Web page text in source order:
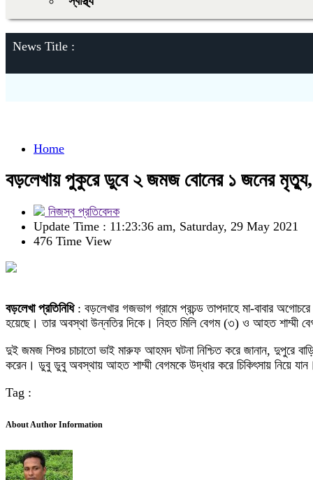
News Title :
Home
বড়লেখায় পুকুরে ডুবে ২ জমজ বোনের ১ জনের
নিজস্ব প্রতিবেদক
Update Time : 11:23:36 am, Saturday, 29 May 2021
476 Time View
বড়লেখা প্রতিনিধি : বড়লেখার গজভাগ গ্রামে প্রচন্ড তাপদাহে মা-বাবার
হয়েছে। তার অবস্থা উন্নতির দিকে। নিহত মিলি বেগম (৩) ও আহত শাম্মী
দুই জমজ শিশুর চাচাতো ভাই মারুফ আহমদ ঘটনা নিশ্চিত করে জানান, দুপুরে
করেন। ডুবু ডুবু অবস্থায় আহত শাম্মী বেগমকে উদ্ধার করে চিকিৎসায় নিয়ে
Tag :
About Author Information